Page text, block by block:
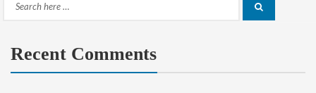
Search
Recent Comments